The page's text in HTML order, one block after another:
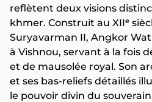
reflètent deux visions
khmer. Construit au XIIᵉ
Suryavarman II, Angkor
à Vishnou, servant à la fois
et de mausolée royal. Son
et ses bas-reliefs détaillés
le pouvoir divin du